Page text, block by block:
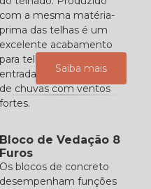
com a mesma matéria-
prima das telhas é um
excelente acabamento
para telhados, evita
entrada de água em caso
de chuvas com ventos
fortes.
Saiba mais
Bloco de Vedação 8
Furos
Os blocos de concreto
desempenham funções